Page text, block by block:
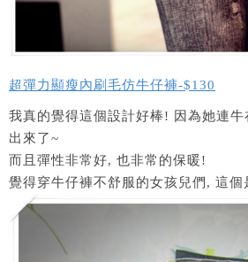
超彈力顯瘦內刷毛仿牛仔褲-$130
我真的覺得這個設計好棒! 因為她連
出來了~
而且彈性非常好, 也非常的保暖!
覺得穿牛仔褲不舒服的女孩兒們, 這個